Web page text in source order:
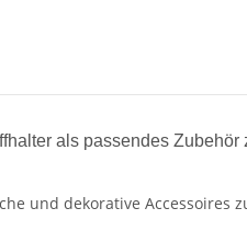
als passendes Zubehör
und dekorative Accessoires